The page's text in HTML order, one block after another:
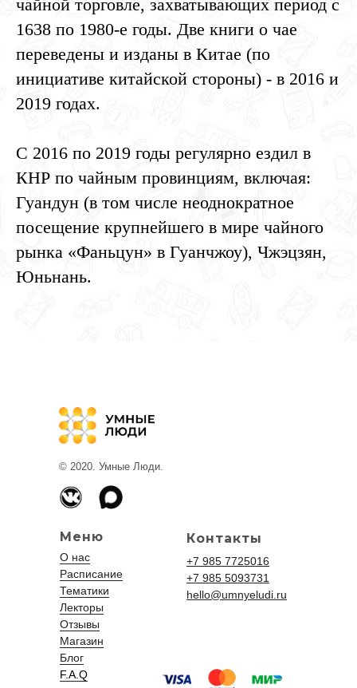
чайной торговле, захватывающих период с
1638 по 1980-е годы. Две книги о чае
переведены и изданы в Китае (по
инициативе китайской стороны) - в 2016 и
2019 годах.
С 2016 по 2019 годы регулярно ездил в
КНР по чайным провинциям, включая:
Гуандун (в том числе неоднократное
посещение крупнейшего в мире чайного
рынка «Фаньцун» в Гуанчжоу), Чжэцзян,
Юньнань.
© 2020. Умные Люди.
Меню
О нас
Расписание
Тематики
Лекторы
Отзывы
Магазин
Блог
F.A.Q
Контакты
+7 985 7725016
+7 985 5093731
hello@umnyeludi.ru